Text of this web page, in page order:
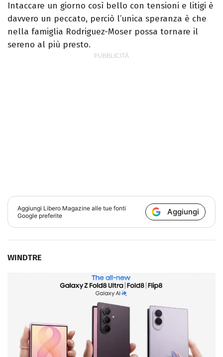
Intaccare un giorno così bello con tensioni e litigi è
davvero un peccato, perciò l’unica speranza è che
nella famiglia Rodriguez-Moser possa tornare il
sereno al più presto.
Aggiungi Libero Magazine alle tue fonti
Google preferite
Aggiungi
WINDTRE